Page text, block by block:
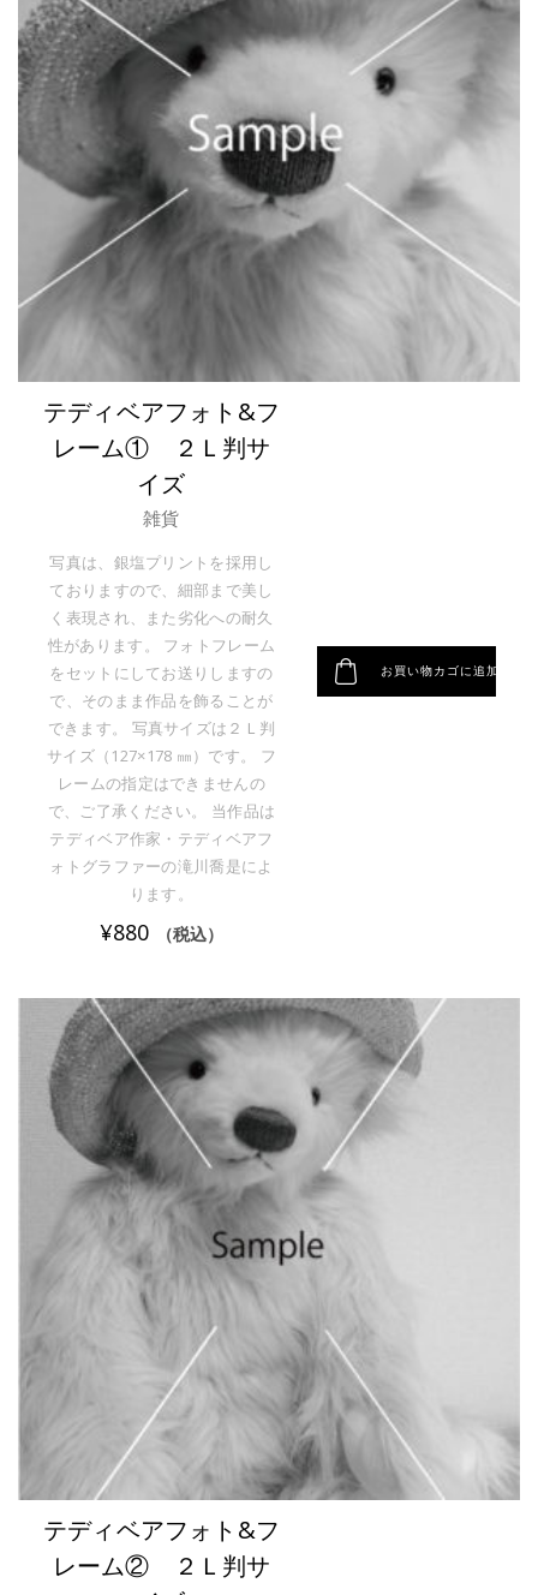
テディベアフォト&フ
レーム① ２Ｌ判サ
イズ
雑貨
写真は、銀塩プリントを採用し
ておりますので、細部まで美し
く表現され、また劣化への耐久
性があります。 フォトフレーム
をセットにしてお送りしますの
で、そのまま作品を飾ることが
できます。 写真サイズは２Ｌ判
サイズ（127×178 ㎜）です。 フ
レームの指定はできませんの
で、ご了承ください。 当作品は
テディベア作家・テディベアフ
ォトグラファーの滝川喬是によ
ります。
¥880 （税込）
お買い物カゴに追加
テディベアフォト&フ
レーム② ２Ｌ判サ